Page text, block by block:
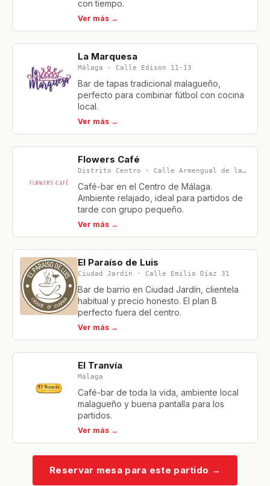
con tiempo.
Ver más →
La Marquesa
Málaga · Calle Edison 11-13
Bar de tapas tradicional malagueño,
perfecto para combinar fútbol con cocina
local.
Ver más →
Flowers Café
Distrito Centro · Calle Armengual de la Mota 12
Café-bar en el Centro de Málaga.
Ambiente relajado, ideal para partidos de
tarde con grupo pequeño.
Ver más →
El Paraíso de Luis
Ciudad Jardín · Calle Emilio Díaz 31
Bar de barrio en Ciudad Jardín, clientela
habitual y precio honesto. El plan B
perfecto fuera del centro.
Ver más →
El Tranvía
Málaga
Café-bar de toda la vida, ambiente local
malagueño y buena pantalla para los
partidos.
Ver más →
Reservar mesa para este partido →